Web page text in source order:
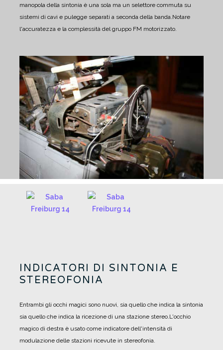
manopola della sintonia è una sola ma un selettore commuta su
sistemi di cavi e pulegge separati a seconda della banda.Notare
l'accuratezza e la complessità del gruppo FM motorizzato.
INDICATORI DI SINTONIA E
STEREOFONIA
Entrambi gli occhi magici sono nuovi, sia quello che indica la sintonia
sia quello che indica la ricezione di una stazione stereo.L'occhio
magico di destra è usato come indicatore dell'intensità di
modulazione delle stazioni ricevute in stereofonia.